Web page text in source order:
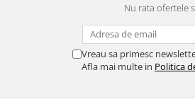
Nu rata ofertele
Vreau sa primesc
Afla mai multe in Politica